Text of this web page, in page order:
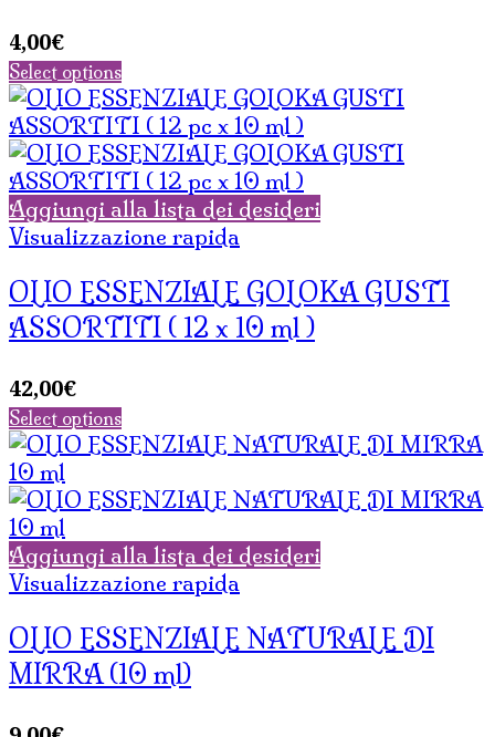
4,00€
Select options
Aggiungi alla lista dei desideri
Visualizzazione rapida
OLIO ESSENZIALE GOLOKA GUSTI
ASSORTITI ( 12 x 10 ml )
42,00€
Select options
Aggiungi alla lista dei desideri
Visualizzazione rapida
OLIO ESSENZIALE NATURALE DI
MIRRA (10 ml)